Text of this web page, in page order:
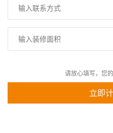
请放心填写，您